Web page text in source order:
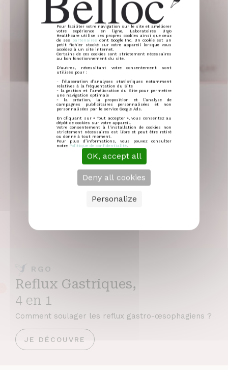
RGO
Reflux Gastriques,
4 en 1
Comment soulager les reflux gastro-œsophagiens ?
JE DÉCOUVRE
Pour faciliter votre navigation sur le site et améliorer
votre expérience en ligne, Laboratoires Urgo
Healthcare utilise ses propres cookies ainsi que ceux
de ses
partenaires dont Google Inc. Un cookie est un
petit fichier stocké sur votre appareil lorsque vous
accédez à un site internet.
Certains de ces cookies sont strictement nécessaires
au bon fonctionnement du site.
D'autres, nécessitant votre consentement sont
utilisés pour :
- l’élaboration d’analyses statistiques notamment
relatives à la fréquentation du Site
- la gestion et l’amélioration du Site pour permettre
une navigation optimale
- la création, la proposition et l’analyse de
campagnes publicitaires personnalisées et non
personnalisées par le service Google Ads.
En cliquant sur « Tout accepter », vous consentez au
dépôt de cookies sur votre appareil.
Votre consentement à l'installation de cookies non
strictement nécessaires est libre et peut être retiré
ou donné à tout moment.
Pour plus d’informations, vous pouvez consulter
notre Politique de confidentialité.
OK, accept all
Deny all cookies
Personalize